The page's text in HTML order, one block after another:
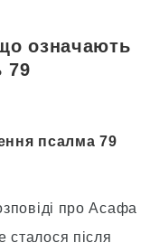
означають
79
псалма 79
про Асафа
сталося після